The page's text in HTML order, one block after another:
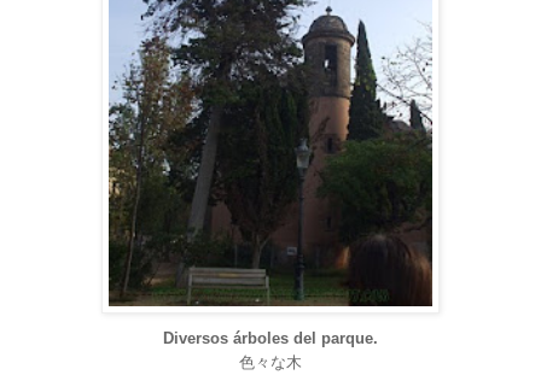
Diversos árboles del parque.
色々な木